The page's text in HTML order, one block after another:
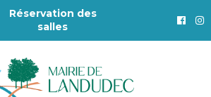
Réservation des
salles